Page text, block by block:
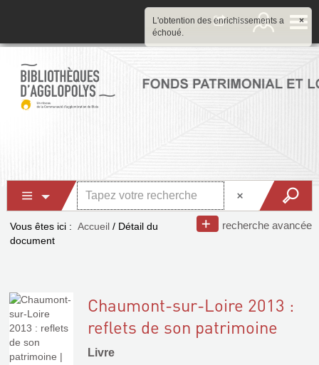
recherche avancée
Vous êtes ici : Accueil / Détail du
document
Chaumont-sur-Loire 2013 :
reflets de son patrimoine
Livre
×
L'obtention des enrichissements a
échoué.